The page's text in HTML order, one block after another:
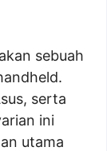
sebuah
serta
ini
utama